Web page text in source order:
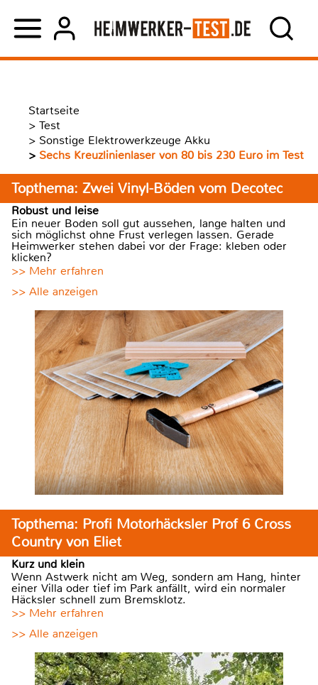
Startseite
> Test
> Sonstige Elektrowerkzeuge Akku
> Sechs Kreuzlinienlaser von 80 bis 230 Euro im Test
Topthema: Zwei Vinyl-Böden vom Decotec
Robust und leise
Ein neuer Boden soll gut aussehen, lange halten und
sich möglichst ohne Frust verlegen lassen. Gerade
Heimwerker stehen dabei vor der Frage: kleben oder
klicken?
>> Mehr erfahren
>> Alle anzeigen
Topthema: Profi Motorhäcksler Prof 6 Cross
Country von Eliet
Kurz und klein
Wenn Astwerk nicht am Weg, sondern am Hang, hinter
einer Villa oder tief im Park anfällt, wird ein normaler
Häcksler schnell zum Bremsklotz.
>> Mehr erfahren
>> Alle anzeigen